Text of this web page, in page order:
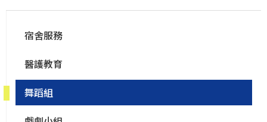
navigation
宿舍服務
醫護教育
舞蹈組